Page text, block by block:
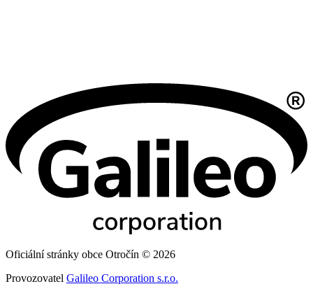
Oficiální stránky obce Otročín © 2026
Provozovatel Galileo Corporation s.r.o.